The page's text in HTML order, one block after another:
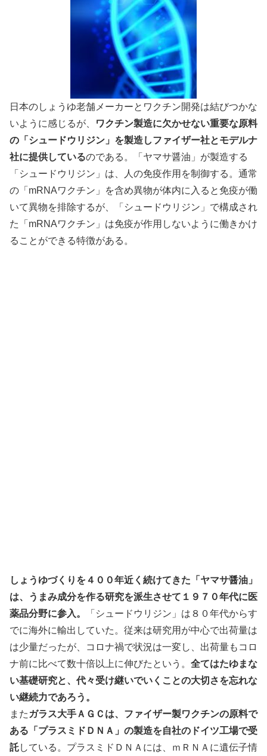
日本のしょうゆ老舗メーカーとワクチン開発は結びつかな
いように感じるが、
ワクチン製造に欠かせない重要な原料
の「シュードウリジン」を製造しファイザー社とモデルナ
社に提供しているのである。「ヤマサ醤油」が製造する
「シュードウリジン」は、人の免疫作用を制御する。通常
の「mRNAワクチン」を含め異物が体内に入ると免疫が働
いて異物を排除するが、「シュードウリジン」で構成され
た「mRNAワクチン」は免疫が作用しないように働きかけ
ることができる特徴がある。
しょうゆづくりを４００年近く続けてきた「ヤマサ醤油」
は、うまみ成分を作る研究を派生させて１９７０年代に医
薬品分野に参入。
「シュードウリジン」は８０年代からす
でに海外に輸出していた。従来は研究用が中心で出荷量は
は少量だったが、コロナ禍で状況は一変し、出荷量もコロ
ナ前に比べて数十倍以上に伸びたという。 全てはたゆまな
い基礎研究と、代々受け継いでいくことの大切さを忘れな
い継続力であろう。
また ガラス大手ＡＧＣは、ファイザー製ワクチンの原料で
ある「プラスミドＤＮＡ」の製造を自社のドイツ工場で受
託している。プラスミドＤＮＡには、ｍＲＮＡに遺伝子情